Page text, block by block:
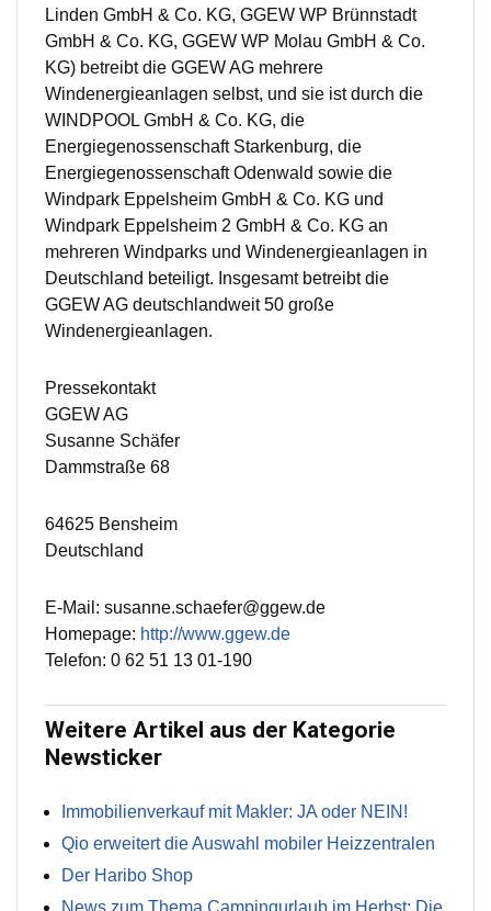
Linden GmbH & Co. KG, GGEW WP Brünnstadt
GmbH & Co. KG, GGEW WP Molau GmbH & Co.
KG) betreibt die GGEW AG mehrere
Windenergieanlagen selbst, und sie ist durch die
WINDPOOL GmbH & Co. KG, die
Energiegenossenschaft Starkenburg, die
Energiegenossenschaft Odenwald sowie die
Windpark Eppelsheim GmbH & Co. KG und
Windpark Eppelsheim 2 GmbH & Co. KG an
mehreren Windparks und Windenergieanlagen in
Deutschland beteiligt. Insgesamt betreibt die
GGEW AG deutschlandweit 50 große
Windenergieanlagen.
Pressekontakt
GGEW AG
Susanne Schäfer
Dammstraße 68
64625 Bensheim
Deutschland
E-Mail: susanne.schaefer@ggew.de
Homepage: http://www.ggew.de
Telefon: 0 62 51 13 01-190
Weitere Artikel aus der Kategorie
Newsticker
Immobilienverkauf mit Makler: JA oder NEIN!
Qio erweitert die Auswahl mobiler Heizzentralen
Der Haribo Shop